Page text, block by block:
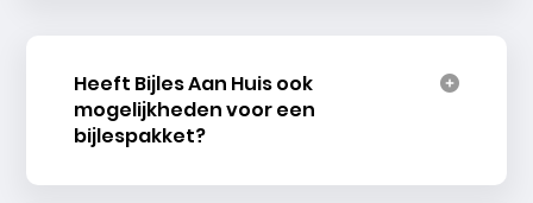
Heeft Bijles Aan Huis ook
mogelijkheden voor een
bijlespakket?